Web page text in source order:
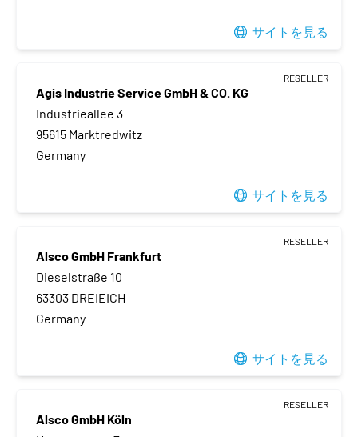
サイトを見る
RESELLER
Agis Industrie Service GmbH & CO. KG
Industrieallee 3
95615 Marktredwitz
Germany
サイトを見る
RESELLER
Alsco GmbH Frankfurt
Dieselstraße 10
63303 DREIEICH
Germany
サイトを見る
RESELLER
Alsco GmbH Köln